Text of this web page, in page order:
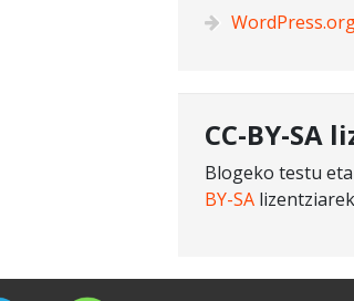
CC-BY-SA
Blogeko testu
BY-SA